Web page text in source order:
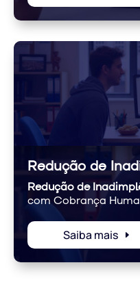
Redução de
Redução de
com Cobrança
Saiba mais